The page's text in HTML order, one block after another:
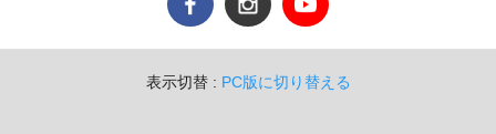
表示切替 : PC版に切り替える